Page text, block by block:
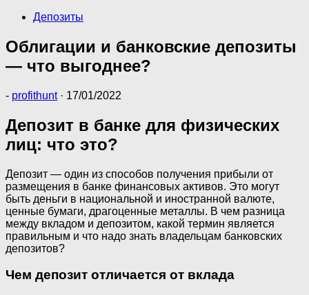
Депозиты
Облигации и банковские депозиты
— что выгоднее?
- profithunt · 17/01/2022
Депозит в банке для физических
лиц: что это?
Депозит — один из способов получения прибыли от
размещения в банке финансовых активов. Это могут
быть деньги в национальной и иностранной валюте,
ценные бумаги, драгоценные металлы. В чем разница
между вкладом и депозитом, какой термин является
правильным и что надо знать владельцам банковских
депозитов?
Чем депозит отличается от вклада